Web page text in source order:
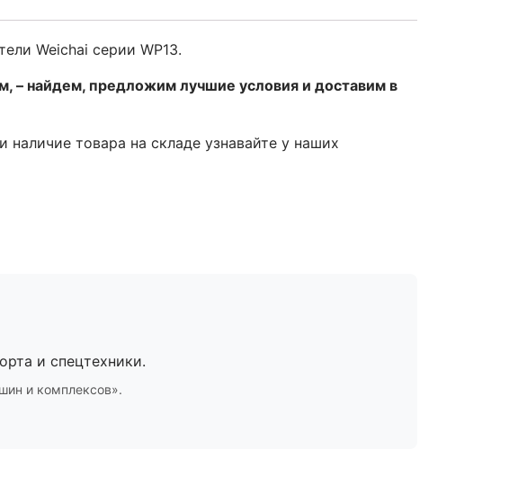
Weichai серии WP13.
– найдем, предложим лучшие условия и доставим в
наличие товара на складе узнавайте у наших
и спецтехники.
и комплексов».